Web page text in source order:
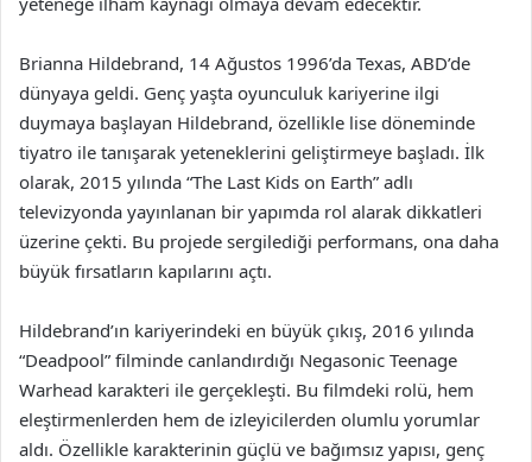
Brianna Hildebrand, 14 Ağustos 1996’da Texas, ABD’de
dünyaya geldi. Genç yaşta oyunculuk kariyerine ilgi
duymaya başlayan Hildebrand, özellikle lise döneminde
tiyatro ile tanışarak yeteneklerini geliştirmeye başladı. İlk
olarak, 2015 yılında “The Last Kids on Earth” adlı
televizyonda yayınlanan bir yapımda rol alarak dikkatleri
üzerine çekti. Bu projede sergilediği performans, ona daha
büyük fırsatların kapılarını açtı.
Hildebrand’ın kariyerindeki en büyük çıkış, 2016 yılında
“Deadpool” filminde canlandırdığı Negasonic Teenage
Warhead karakteri ile gerçekleşti. Bu filmdeki rolü, hem
eleştirmenlerden hem de izleyicilerden olumlu yorumlar
aldı. Özellikle karakterinin güçlü ve bağımsız yapısı, genç